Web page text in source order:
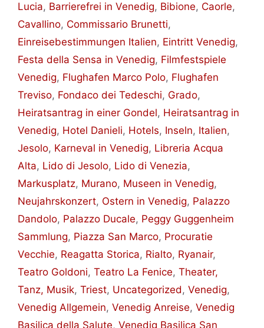
Lucia, Barrierefrei in Venedig, Bibione, Caorle,
Cavallino, Commissario Brunetti,
Einreisebestimmungen Italien, Eintritt Venedig,
Festa della Sensa in Venedig, Filmfestspiele
Venedig, Flughafen Marco Polo, Flughafen
Treviso, Fondaco dei Tedeschi, Grado,
Heiratsantrag in einer Gondel, Heiratsantrag in
Venedig, Hotel Danieli, Hotels, Inseln, Italien,
Jesolo, Karneval in Venedig, Libreria Acqua
Alta, Lido di Jesolo, Lido di Venezia,
Markusplatz, Murano, Museen in Venedig,
Neujahrskonzert, Ostern in Venedig, Palazzo
Dandolo, Palazzo Ducale, Peggy Guggenheim
Sammlung, Piazza San Marco, Procuratie
Vecchie, Reagatta Storica, Rialto, Ryanair,
Teatro Goldoni, Teatro La Fenice, Theater,
Tanz, Musik, Triest, Uncategorized, Venedig,
Venedig Allgemein, Venedig Anreise, Venedig
Basilica della Salute, Venedig Basilica San